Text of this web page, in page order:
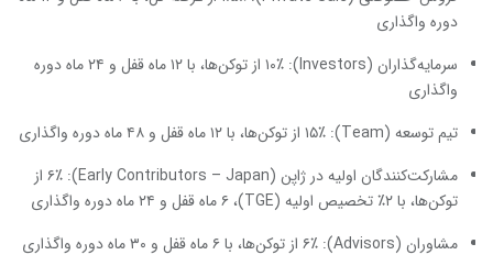
دوره واگذاری
سرمایه‌گذاران (Investors): ۱۰٪ از توکن‌ها، با ۱۲ ماه قفل و ۲۴ ماه دوره
واگذاری
تیم توسعه (Team): ۱۵٪ از توکن‌ها، با ۱۲ ماه قفل و ۴۸ ماه دوره واگذاری
مشارکت‌کنندگان اولیه در ژاپن (Early Contributors – Japan): ۶٪ از
توکن‌ها، با ۲٪ تخصیص اولیه (TGE)، ۶ ماه قفل و ۲۴ ماه دوره واگذاری
مشاوران (Advisors): ۶٪ از توکن‌ها، با ۶ ماه قفل و ۳۰ ماه دوره واگذاری